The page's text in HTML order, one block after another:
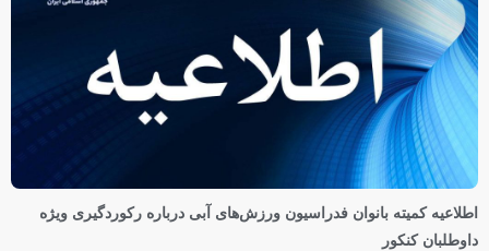
اطلاعیه کمیته بانوان فدراسیون ورزش‌های آبی درباره رکوردگیری ویژه
داوطلبان کنکور